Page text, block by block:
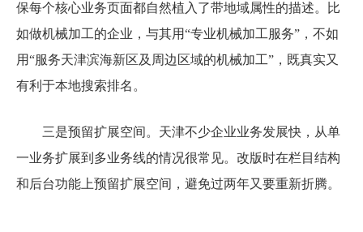
保每个核心业务页面都自然植入了带地域属性的描述。比
如做机械加工的企业，与其用“专业机械加工服务”，不如
用“服务天津滨海新区及周边区域的机械加工”，既真实又
有利于本地搜索排名。
三是预留扩展空间。天津不少企业业务发展快，从单
一业务扩展到多业务线的情况很常见。改版时在栏目结构
和后台功能上预留扩展空间，避免过两年又要重新折腾。